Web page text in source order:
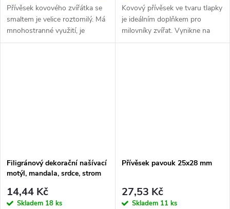
Přívěsek kovového zvířátka se
smaltem je velice roztomilý. Má
mnohostranné využití, je
jednostranný, z
Kovový přívěsek ve tvaru tlapky
je ideálním doplňkem pro
milovníky zvířat. Vynikne na
obojku, kabelce, batohu nebo
Filigránový dekorační našívací
motýl, mandala, srdce, strom
14,44 Kč
Skladem 18 ks
Přívěsek pavouk 25x28 mm
27,53 Kč
Skladem 11 ks